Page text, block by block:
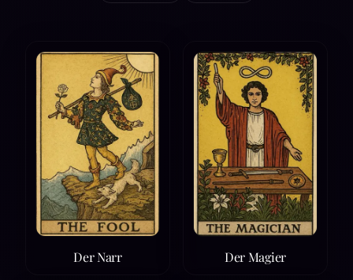
Der Narr Der Magier